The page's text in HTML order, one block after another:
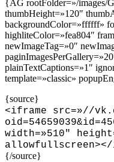
{AG rootFolder=»/images/
thumbHeight=»120″
backgroundColor=»ffffff»
highliteColor=»fea804″
newImageTag=»0″
plainTextCaptions=»1″
template=»classic»
{source}
<iframe src=»//
width=»510″
allowfullscreen></
{/source}